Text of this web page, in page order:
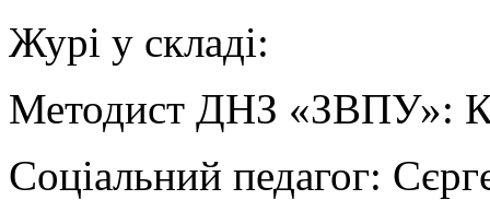
Журі у складі:
Методист ДНЗ «ЗВПУ»:
Соціальний педагог: